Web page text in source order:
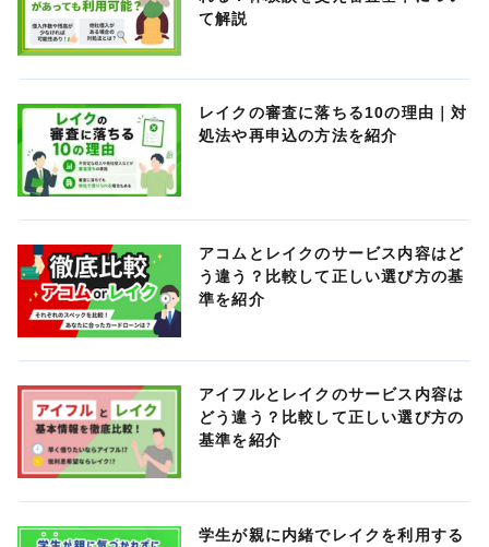
て解説
レイクの審査に落ちる10の理由｜対
処法や再申込の方法を紹介
アコムとレイクのサービス内容はど
う違う？比較して正しい選び方の基
準を紹介
アイフルとレイクのサービス内容は
どう違う？比較して正しい選び方の
基準を紹介
学生が親に内緒でレイクを利用する